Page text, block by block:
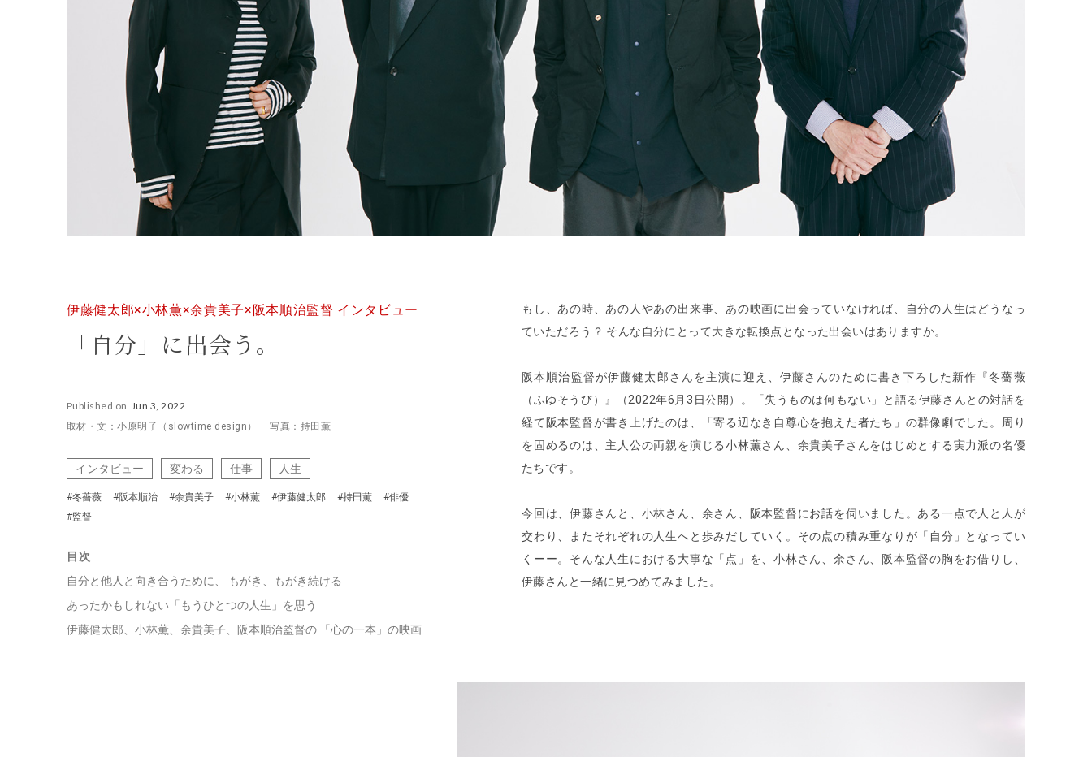
伊藤健太郎×小林薫×余貴美子×阪本順治監督 インタビュー
「自分」に出会う。
Published on Jun 3, 2022
取材・文：小原明子（slowtime design） 写真：持田薫
インタビュー 変わる 仕事 人生
#冬薔薇 #阪本順治 #余貴美子 #小林薫 #伊藤健太郎 #持田薫
#俳優
#監督
目次
自分と他人と向き合うために、 もがき、もがき続ける
あったかもしれない「もうひとつの人生」を思う
伊藤健太郎、小林薫、余貴美子、阪本順治監督の 「心の一本」の映画
もし、あの時、あの人やあの出来事、あの映画に出会っていなければ、自分の人生はどうなっ
ていただろう？ そんな自分にとって大きな転換点となった出会いはありますか。
阪本順治監督が伊藤健太郎さんを主演に迎え、伊藤さんのために書き下ろした新作『冬薔薇
（ふゆそうび）』（2022年6月3日公開）。「失うものは何もない」と語る伊藤さんとの対話を
経て阪本監督が書き上げたのは、「寄る辺なき自尊心を抱えた者たち」の群像劇でした。周り
を固めるのは、主人公の両親を演じる小林薫さん、余貴美子さんをはじめとする実力派の名優
たちです。
今回は、伊藤さんと、小林さん、余さん、阪本監督にお話を伺いました。ある一点で人と人が
交わり、またそれぞれの人生へと歩みだしていく。その点の積み重なりが「自分」となってい
くーー。そんな人生における大事な「点」を、小林さん、余さん、阪本監督の胸をお借りし、
伊藤さんと一緒に見つめてみました。